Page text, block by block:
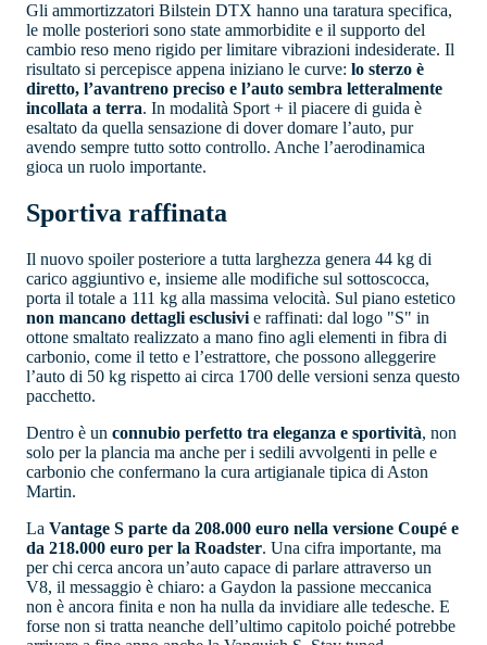
Gli ammortizzatori Bilstein DTX hanno una taratura specifica,
le molle posteriori sono state ammorbidite e il supporto del
cambio reso meno rigido per limitare vibrazioni indesiderate. Il
risultato si percepisce appena iniziano le curve: lo sterzo è
diretto, l’avantreno preciso e l’auto sembra letteralmente
incollata a terra. In modalità Sport + il piacere di guida è
esaltato da quella sensazione di dover domare l’auto, pur
avendo sempre tutto sotto controllo. Anche l’aerodinamica
gioca un ruolo importante.
Sportiva raffinata
Il nuovo spoiler posteriore a tutta larghezza genera 44 kg di
carico aggiuntivo e, insieme alle modifiche sul sottoscocca,
porta il totale a 111 kg alla massima velocità. Sul piano estetico
non mancano dettagli esclusivi e raffinati: dal logo "S" in
ottone smaltato realizzato a mano fino agli elementi in fibra di
carbonio, come il tetto e l’estrattore, che possono alleggerire
l’auto di 50 kg rispetto ai circa 1700 delle versioni senza questo
pacchetto.
Dentro è un connubio perfetto tra eleganza e sportività, non
solo per la plancia ma anche per i sedili avvolgenti in pelle e
carbonio che confermano la cura artigianale tipica di Aston
Martin.
La Vantage S parte da 208.000 euro nella versione Coupé e
da 218.000 euro per la Roadster. Una cifra importante, ma
per chi cerca ancora un’auto capace di parlare attraverso un
V8, il messaggio è chiaro: a Gaydon la passione meccanica
non è ancora finita e non ha nulla da invidiare alle tedesche. E
forse non si tratta neanche dell’ultimo capitolo poiché potrebbe